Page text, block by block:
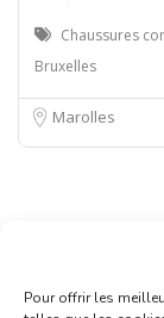
Pour offrir les
Chaussures
Bruxelles
Marolles